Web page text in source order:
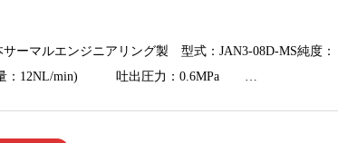
サーマルエンジニアリング製 型式：JAN3-08D-MS純度：
量：12NL/min) 吐出圧力：0.6MPa …